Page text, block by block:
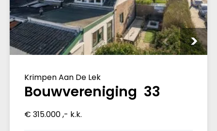
Krimpen Aan De Lek
Bouwvereniging 33
€ 315.000 ,- k.k.